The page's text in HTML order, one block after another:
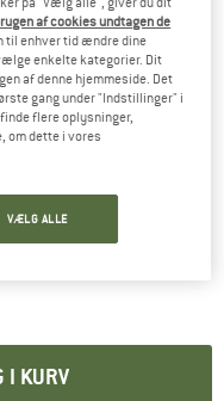
om
XXL
i en infoboks og indeholder
I KURV
af cookies undtagen de
til enhver tid ændre dine
enkelte kategorier. Dit
af denne hjemmeside. Det
gang under "Indstillinger" i
flere oplysninger,
om dette i vores
VÆLG ALLE